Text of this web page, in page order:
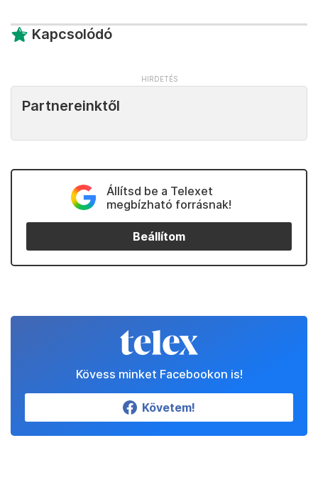
Kapcsolódó
Partnereinktől
Állítsd be a Telexet
megbízható forrásnak!
Beállítom
Kövess minket Facebookon is!
Követem!